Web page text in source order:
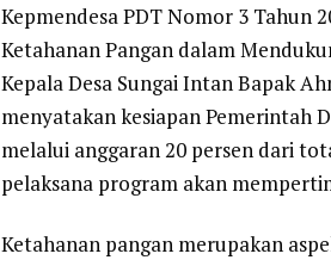
Kepmendesa PDT Nomor 3 Tahun
Ketahanan Pangan dalam
Kepala Desa Sungai Intan Bapak
menyatakan kesiapan Pemerintah
melalui anggaran 20 persen dari
pelaksana program akan
Ketahanan pangan merupakan